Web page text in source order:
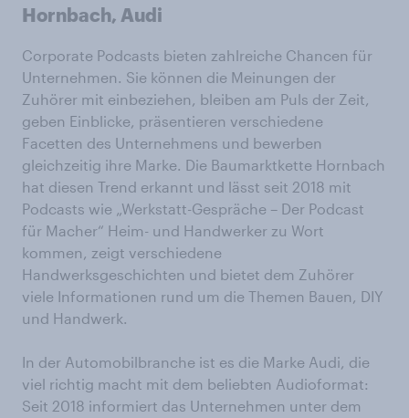
Hornbach, Audi
Corporate Podcasts bieten zahlreiche Chancen für
Unternehmen. Sie können die Meinungen der
Zuhörer mit einbeziehen, bleiben am Puls der Zeit,
geben Einblicke, präsentieren verschiedene
Facetten des Unternehmens und bewerben
gleichzeitig ihre Marke. Die Baumarktkette Hornbach
hat diesen Trend erkannt und lässt seit 2018 mit
Podcasts wie „Werkstatt-Gespräche – Der Podcast
für Macher“ Heim- und Handwerker zu Wort
kommen, zeigt verschiedene
Handwerksgeschichten und bietet dem Zuhörer
viele Informationen rund um die Themen Bauen, DIY
und Handwerk.
In der Automobilbranche ist es die Marke Audi, die
viel richtig macht mit dem beliebten Audioformat:
Seit 2018 informiert das Unternehmen unter dem